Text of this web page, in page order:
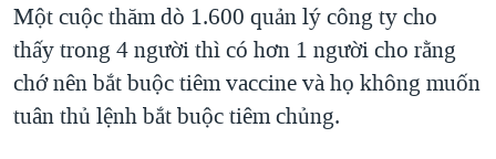
Một cuộc thăm dò 1.600 quản lý công ty cho
thấy trong 4 người thì có hơn 1 người cho rằng
chớ nên bắt buộc tiêm vaccine và họ không muốn
tuân thủ lệnh bắt buộc tiêm chủng.